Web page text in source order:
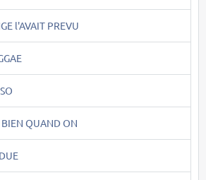
l'AVAIT PREVU
QUAND ON